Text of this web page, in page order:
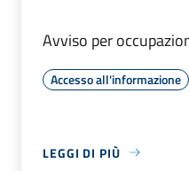
Avviso per
Accesso all'informazione
LEGGI DI PIÙ